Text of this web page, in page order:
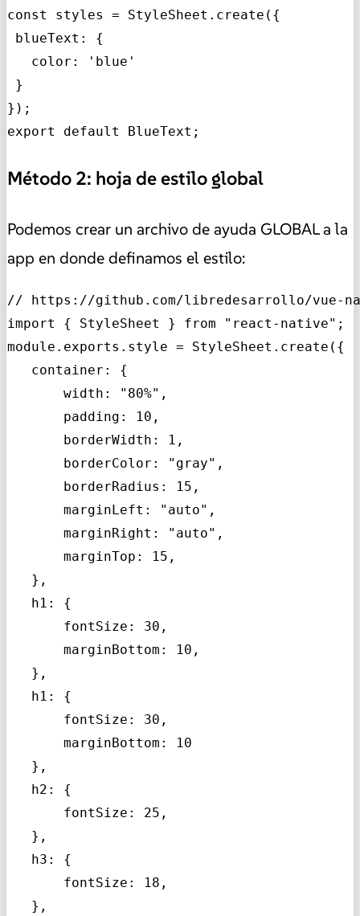
const styles = StyleSheet.create({
blueText: {
   color: 'blue'
}
});
export default BlueText;
Método 2: hoja de estilo global
Podemos crear un archivo de ayuda GLOBAL a la
app en donde definamos el estilo:
// https://github.com/libredesarrollo/vue-
import { StyleSheet } from "react-native";
module.exports.style = StyleSheet.create({
   container: {
       width: "80%",
       padding: 10,
       borderWidth: 1,
       borderColor: "gray",
       borderRadius: 15,
       marginLeft: "auto",
       marginRight: "auto",
       marginTop: 15,
   },
   h1: {
       fontSize: 30,
       marginBottom: 10,
   },
   h1: {
       fontSize: 30,
       marginBottom: 10
   },
   h2: {
       fontSize: 25,
   },
   h3: {
       fontSize: 18,
   },